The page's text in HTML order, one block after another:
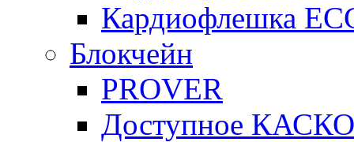
Кардиофлешка
Блокчейн
PROVER
Доступное КАСКО